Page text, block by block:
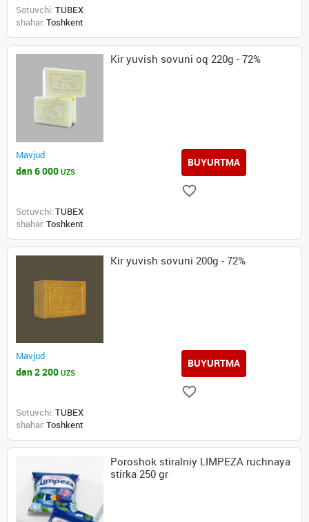
Sotuvchi: TUBEX
shahar: Toshkent
Kir yuvish sovuni oq 220g - 72%
Mavjud
dan 6 000 UZS
BUYURTMA
Sotuvchi: TUBEX
shahar: Toshkent
Kir yuvish sovuni 200g - 72%
Mavjud
dan 2 200 UZS
BUYURTMA
Sotuvchi: TUBEX
shahar: Toshkent
Poroshok stiralniy LIMPEZA ruchnaya
stirka 250 gr